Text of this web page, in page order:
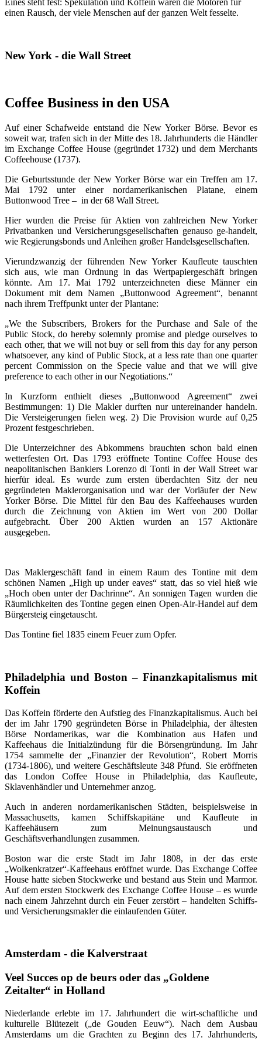
einen Rausch, der viele Menschen auf der ganzen Welt fesselte.
New York - die Wall Street
Coffee Business in den USA
Auf einer Schafweide entstand die New Yorker Börse. Bevor es
soweit war, trafen sich in der Mitte des 18. Jahrhunderts die Händler
im Exchange Coffee House (gegründet 1732) und dem Merchants
Coffeehouse (1737).
Die Geburtsstunde der New Yorker Börse war ein Treffen am 17.
Mai 1792 unter einer nordamerikanischen Platane, einem
Buttonwood Tree – in der 68 Wall Street.
Hier wurden die Preise für Aktien von zahlreichen New Yorker
Privatbanken und Versicherungsgesellschaften genauso ge-handelt,
wie Regierungsbonds und Anleihen großer Handelsgesellschaften.
Vierundzwanzig der führenden New Yorker Kaufleute tauschten
sich aus, wie man Ordnung in das Wertpapiergeschäft bringen
könnte. Am 17. Mai 1792 unterzeichneten diese Männer ein
Dokument mit dem Namen „Buttonwood Agreement“, benannt
nach ihrem Treffpunkt unter der Plantane:
„We the Subscribers, Brokers for the Purchase and Sale of the
Public Stock, do hereby solemnly promise and pledge ourselves to
each other, that we will not buy or sell from this day for any person
whatsoever, any kind of Public Stock, at a less rate than one quarter
percent Commission on the Specie value and that we will give
preference to each other in our Negotiations.“
In Kurzform enthielt dieses „Buttonwood Agreement“ zwei
Bestimmungen: 1) Die Makler durften nur untereinander handeln.
Die Versteigerungen fielen weg. 2) Die Provision wurde auf 0,25
Prozent festgeschrieben.
Die Unterzeichner des Abkommens brauchten schon bald einen
wetterfesten Ort. Das 1793 eröffnete Tontine Coffee House des
neapolitanischen Bankiers Lorenzo di Tonti in der Wall Street war
hierfür ideal. Es wurde zum ersten überdachten Sitz der neu
gegründeten Maklerorganisation und war der Vorläufer der New
Yorker Börse. Die Mittel für den Bau des Kaffeehauses wurden
durch die Zeichnung von Aktien im Wert von 200 Dollar
aufgebracht. Über 200 Aktien wurden an 157 Aktionäre
ausgegeben.
Das Maklergeschäft fand in einem Raum des Tontine mit dem
schönen Namen „High up under eaves“ statt, das so viel hieß wie
„Hoch oben unter der Dachrinne“. An sonnigen Tagen wurden die
Räumlichkeiten des Tontine gegen einen Open-Air-Handel auf dem
Bürgersteig eingetauscht.
Das Tontine fiel 1835 einem Feuer zum Opfer.
Philadelphia und Boston – Finanzkapitalismus mit
Koffein
Das Koffein förderte den Aufstieg des Finanzkapitalismus. Auch bei
der im Jahr 1790 gegründeten Börse in Philadelphia, der ältesten
Börse Nordamerikas, war die Kombination aus Hafen und
Kaffeehaus die Initialzündung für die Börsengründung. Im Jahr
1754 sammelte der „Finanzier der Revolution“, Robert Morris
(1734-1806), und weitere Geschäftsleute 348 Pfund. Sie eröffneten
das London Coffee House in Philadelphia, das Kaufleute,
Sklavenhändler und Unternehmer anzog.
Auch in anderen nordamerikanischen Städten, beispielsweise in
Massachusetts, kamen Schiffskapitäne und Kaufleute in
Kaffeehäusern zum Meinungsaustausch und
Geschäftsverhandlungen zusammen.
Boston war die erste Stadt im Jahr 1808, in der das erste
„Wolkenkratzer“-Kaffeehaus eröffnet wurde. Das Exchange Coffee
House hatte sieben Stockwerke und bestand aus Stein und Marmor.
Auf dem ersten Stockwerk des Exchange Coffee House – es wurde
nach einem Jahrzehnt durch ein Feuer zerstört – handelten Schiffs-
und Versicherungsmakler die einlaufenden Güter.
Amsterdam - die Kalverstraat
Veel Succes op de beurs oder das „Goldene
Zeitalter“ in Holland
Niederlande erlebte im 17. Jahrhundert die wirt-schaftliche und
kulturelle Blütezeit („de Gouden Eeuw“). Nach dem Ausbau
Amsterdams um die Grachten zu Beginn des 17. Jahrhunderts,